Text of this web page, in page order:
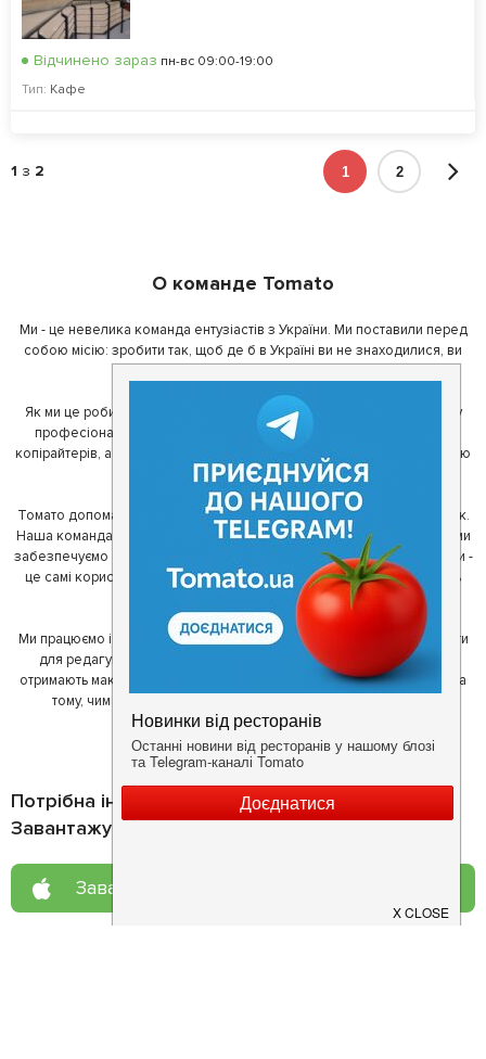
Відчинено зараз пн-вс 09:00-19:00
Тип: Кафе
1 з 2 1 2
О команде Tomato
Ми - це невелика команда ентузіастів з України. Ми поставили перед
собою місію: зробити так, щоб де б в Україні ви не знаходилися, ви
Як ми це робимо? Для початку, ми зібрали приголомшливу команду
професіоналів - фахівців з дизайну, програмування, маркетингу,
копірайтерів, а за сумісництвом - любителів гарної їжі. З їх допомогою
ми створили Томато.
Томато допомагає своїм користувачам знайти цікаві місця неподалік.
Наша команда регулярно зв'язується з ресторанами - таким чином ми
забезпечуємо актуальність інформації. Друга частина нашої команди -
це самі користувачі, які діляться своїми враженнями і допомагають
один одному у виборі кращих місць.
Ми працюємо і з ресторанами. Для них ми надаємо зручні інструменти
для редагування інформації про себе - в результаті відвідувачі
отримають максимум інформації, а ресторан зможе зосередитися на
тому, чим він любить займатися більше всього - смачній їжі.
Потрібна інформація про заклад?
Завантажуйте додаток!
Завантажте у